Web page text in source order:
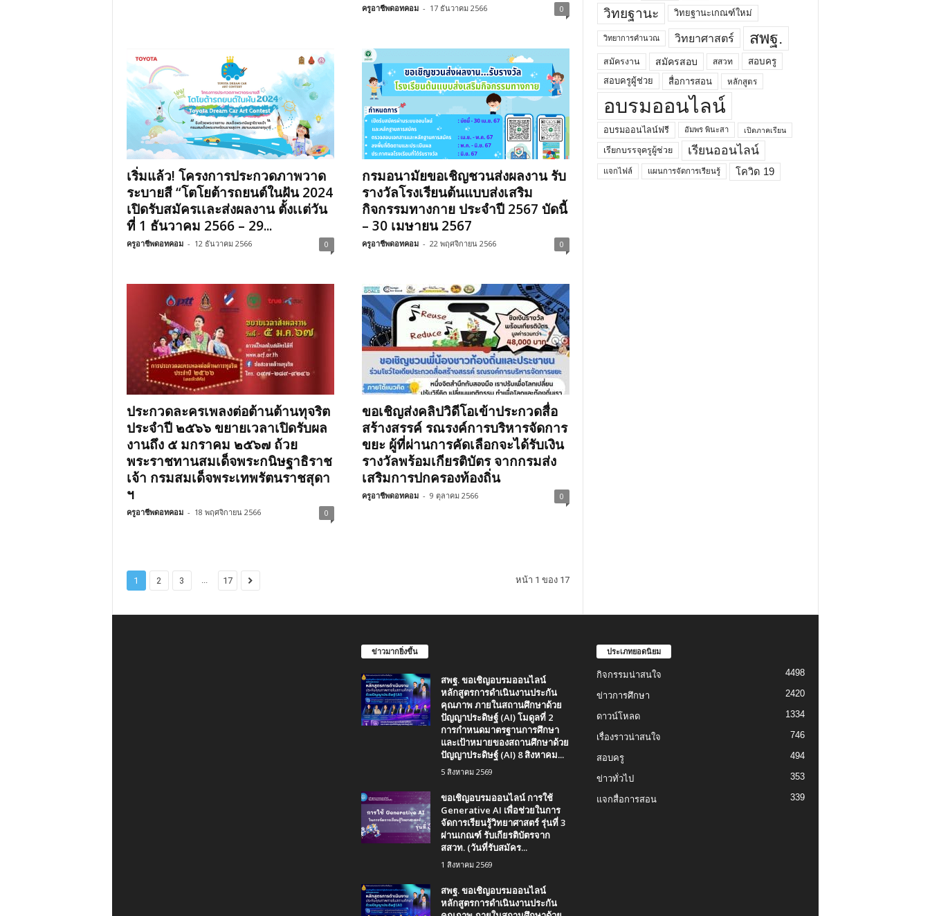
ครูอาชีพดอทคอม - 17 ธันวาคม 2566 0
เริ่มแล้ว! โครงการประกวดภาพวาด
ระบายสี “โตโยต้ารถยนต์ในฝัน 2024
เปิดรับสมัครเเละส่งผลงาน ตั้งเเต่วัน
ที่ 1 ธันวาคม 2566 – 29...
ครูอาชีพดอทคอม - 12 ธันวาคม 2566 0
กรมอนามัยขอเชิญชวนส่งผลงาน รับ
รางวัลโรงเรียนต้นแบบส่งเสริม
กิจกรรมทางกาย ประจำปี 2567 บัดนี้
– 30 เมษายน 2567
ครูอาชีพดอทคอม - 22 พฤศจิกายน 2566 0
ประกวดละครเพลงต่อต้านต้านทุจริต
ประจำปี ๒๕๖๖ ขยายเวลาเปิดรับผล
งานถึง ๕ มกราคม ๒๕๖๗ ถ้วย
พระราชทานสมเด็จพระกนิษฐาธิราช
เจ้า กรมสมเด็จพระเทพรัตนราชสุดา
ฯ
ครูอาชีพดอทคอม - 18 พฤศจิกายน 2566 0
ขอเชิญส่งคลิปวิดีโอเข้าประกวดสื่อ
สร้างสรรค์ รณรงค์การบริหารจัดการ
ขยะ ผู้ที่ผ่านการคัดเลือกจะได้รับเงิน
รางวัลพร้อมเกียรติบัตร จากกรมส่ง
เสริมการปกครองท้องถิ่น
ครูอาชีพดอทคอม - 9 ตุลาคม 2566 0
1 2 3 ... 17 หน้า 1 ของ 17
วิทยฐานะ วิทยฐานะเกณฑ์ใหม่
วิทยาการคำนวณ วิทยาศาสตร์ สพฐ.
สมัครงาน สมัครสอบ สสวท
สอบครู
สอบครูผู้ช่วย
สื่อการสอน หลักสูตร
อบรมออนไลน์
อบรมออนไลน์ฟรี อัมพร พินะสา เปิดภาคเรียน
เรียกบรรจุครูผู้ช่วย เรียนออนไลน์
แจกไฟล์ แผนการจัดการเรียนรู้ โควิด 19
ข่าวมากยิ่งขึ้น
สพฐ. ขอเชิญอบรมออนไลน์
หลักสูตรการดำเนินงานประกัน
คุณภาพ ภายในสถานศึกษาด้วย
ปัญญาประดิษฐ์ (AI) โมดูลที่ 2
การกำหนดมาตรฐานการศึกษา
และเป้าหมายของสถานศึกษาด้วย
ปัญญาประดิษฐ์ (AI) 8 สิงหาคม...
5 สิงหาคม 2569
ขอเชิญอบรมออนไลน์ การใช้
Generative AI เพื่อช่วยในการ
จัดการเรียนรู้วิทยาศาสตร์ รุ่นที่ 3
ผ่านเกณฑ์ รับเกียรติบัตรจาก
สสวท. (วันที่รับสมัคร...
1 สิงหาคม 2569
สพฐ. ขอเชิญอบรมออนไลน์
หลักสูตรการดำเนินงานประกัน
ประเภทยอดนิยม
กิจกรรมน่าสนใจ 4498
ข่าวการศึกษา 2420
ดาวน์โหลด 1334
เรื่องราวน่าสนใจ 746
สอบครู 494
ข่าวทั่วไป 353
แจกสื่อการสอน 339